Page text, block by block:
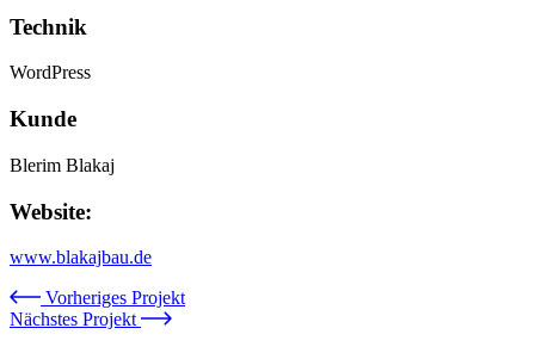
Technik
WordPress
Kunde
Blerim Blakaj
Website:
www.blakajbau.de
Vorheriges Projekt
Nächstes Projekt